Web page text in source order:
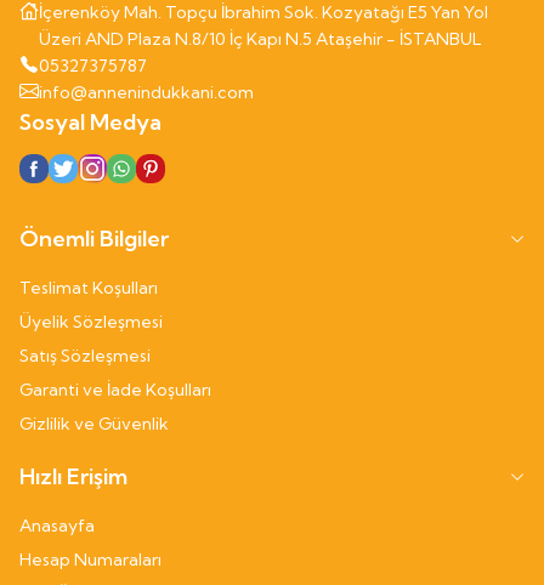
İçerenköy Mah. Topçu İbrahim Sok. Kozyatağı E5 Yan Yol
Üzeri AND Plaza N.8/10 İç Kapı N.5 Ataşehir - İSTANBUL
05327375787
info@annenindukkani.com
Sosyal Medya
Önemli Bilgiler
Teslimat Koşulları
Üyelik Sözleşmesi
Satış Sözleşmesi
Garanti ve İade Koşulları
Gizlilik ve Güvenlik
Hızlı Erişim
Anasayfa
Hesap Numaraları